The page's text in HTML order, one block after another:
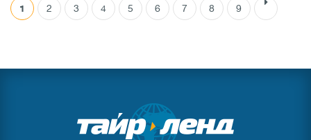
●в наличии
1 2 3 4 5 6 7 8 9